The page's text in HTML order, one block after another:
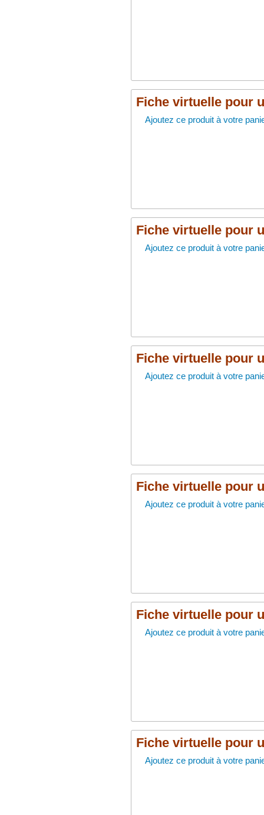
Fiche virtuelle pour
Ajoutez ce produit à votre
Fiche virtuelle pour
Ajoutez ce produit à votre
Fiche virtuelle pour
Ajoutez ce produit à votre
Fiche virtuelle pour
Ajoutez ce produit à votre
Fiche virtuelle pour
Ajoutez ce produit à votre
Fiche virtuelle pour
Ajoutez ce produit à votre